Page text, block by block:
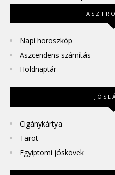
Napi horoszkóp
Aszcendens számítás
Holdnaptár
Cigánykártya
Tarot
Egyiptomi jóskövek